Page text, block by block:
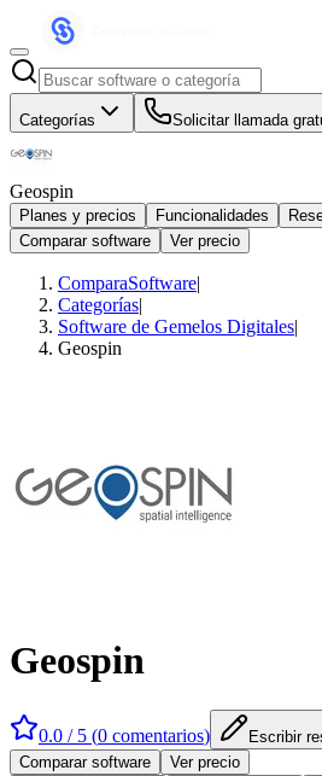
Categorías Solicitar llamada
Geospin
Planes y precios Funcionalidades
Comparar software
Ver precio
ComparaSoftware|
Categorías|
Software de Gemelos Digitales|
Geospin
Geospin
0.0 / 5 (0 comentarios)
Escribir
Comparar software
Ver precio